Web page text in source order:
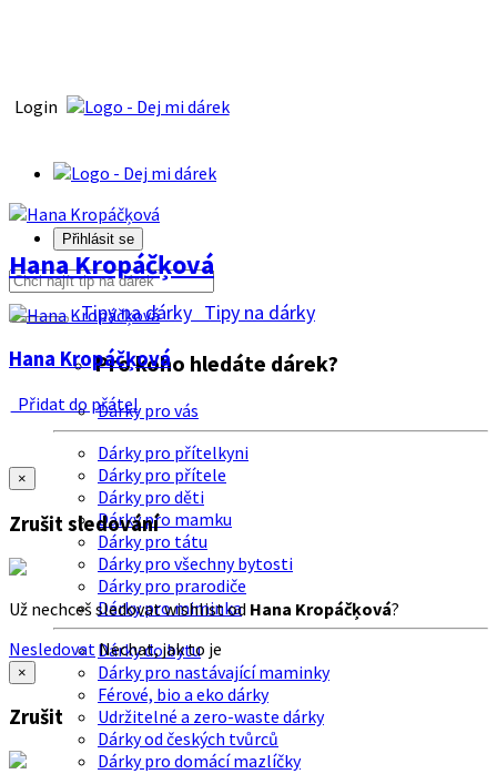
Login
Přihlásit se
Tipy na dárky Tipy na dárky
Pro koho hledáte dárek?
Dárky pro vás
Dárky pro přítelkyni
Dárky pro přítele
Dárky pro děti
Dárky pro mamku
Dárky pro tátu
Dárky pro všechny bytosti
Dárky pro prarodiče
Dárky pro miminka
Dárky do bytu
Dárky pro nastávající maminky
Férové, bio a eko dárky
Udržitelné a zero-waste dárky
Dárky od českých tvůrců
Dárky pro domácí mazlíčky
Hana Kropáčķová
Hana Kropáčķová
Přidat do přátel
×
Zrušit sledování
Už nechceš sledovat wishlist od Hana Kropáčķová?
Nesledovat Nechat, jak to je
×
Zrušit